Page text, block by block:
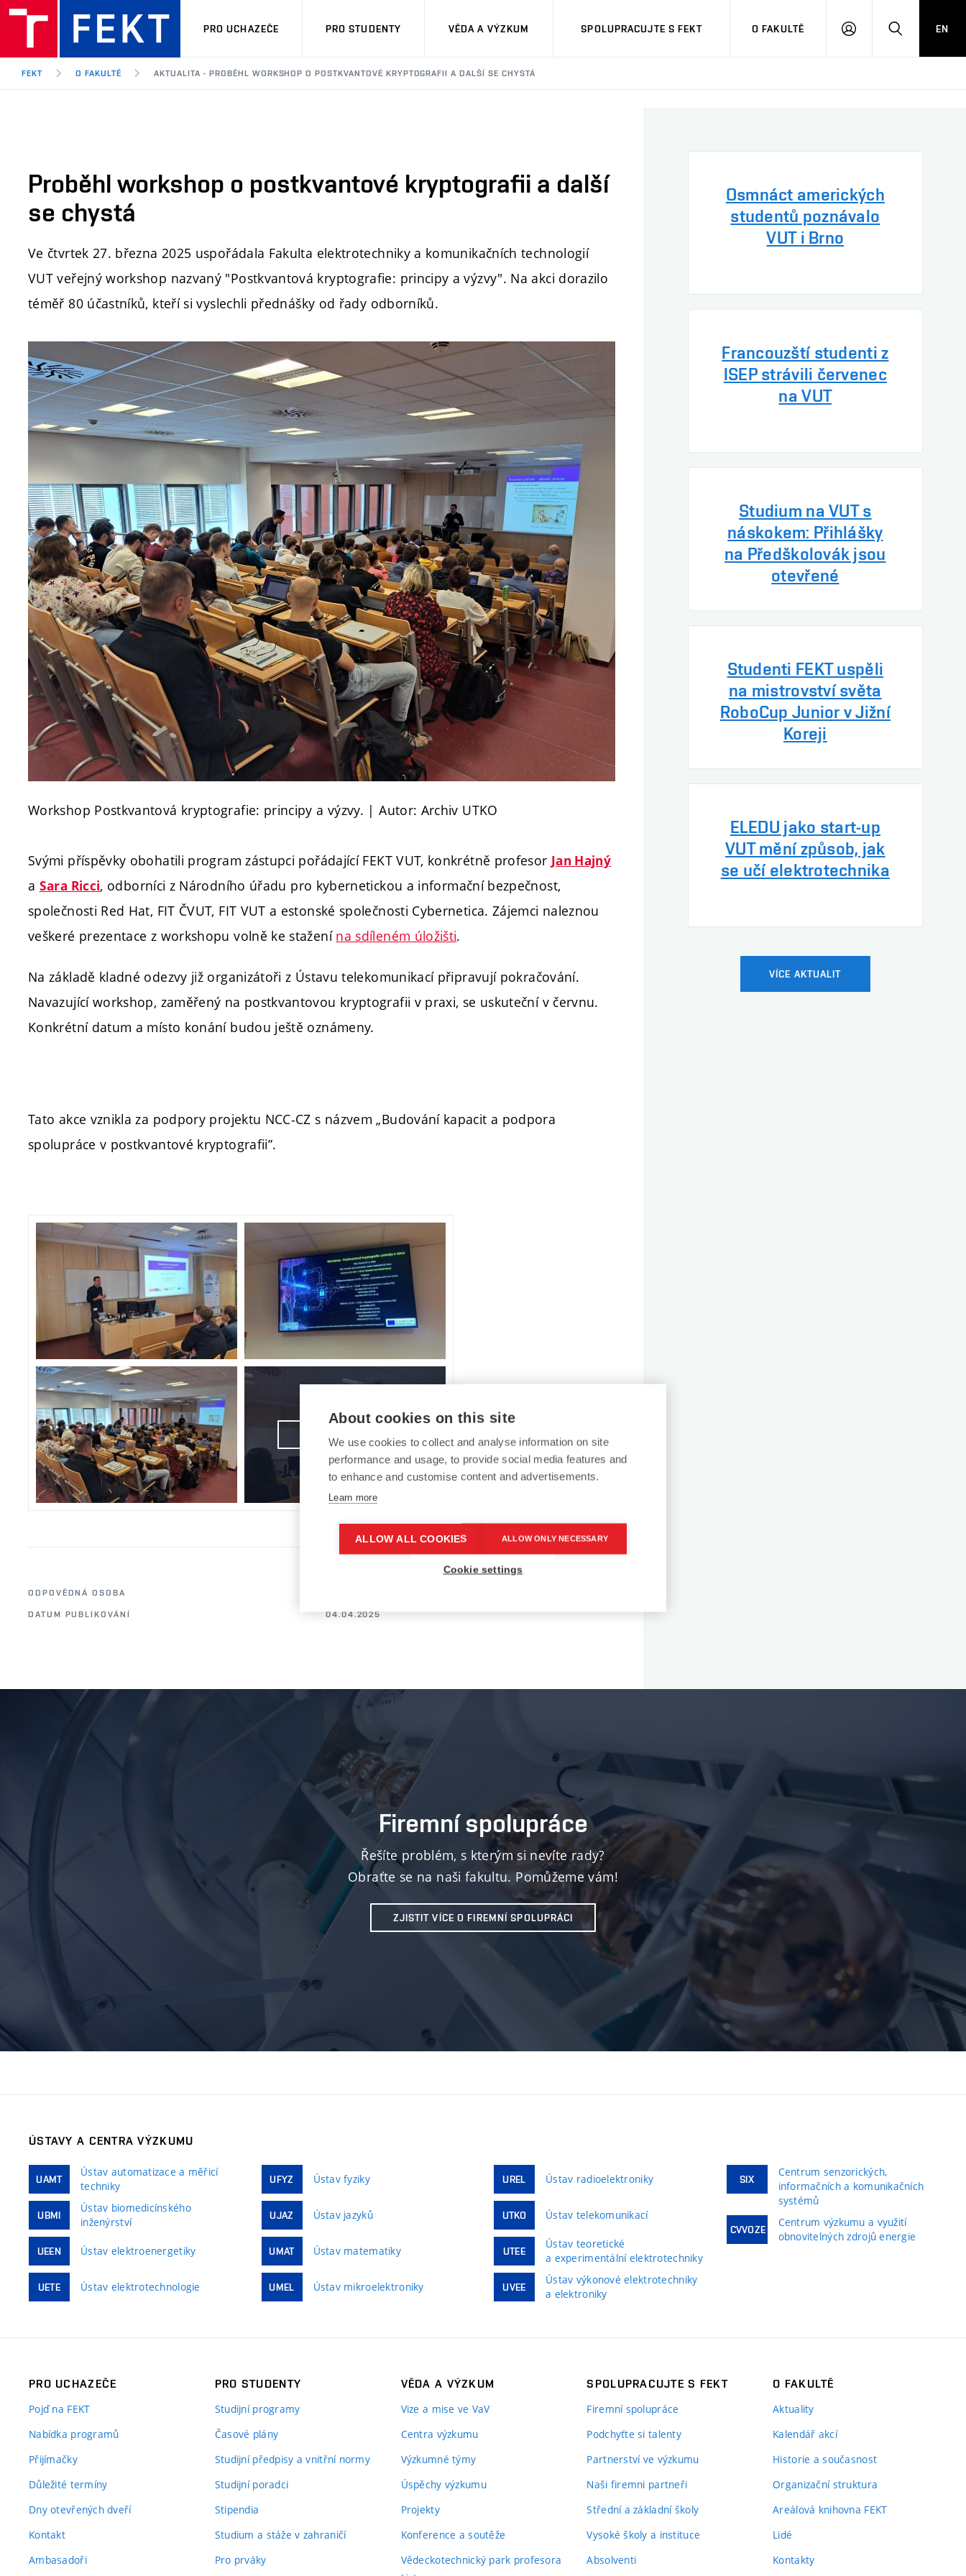
PRO UCHAZEČE PRO STUDENTY VĚDA A VÝZKUM SPOLUPRACUJTE S FEKT O FAKULTĚ
PŘIHLÁSITHLEDAT
EN
FEKT O FAKULTĚ AKTUALITA - PROBĚHL WORKSHOP O POSTKVANTOVÉ KRYPTOGRAFII A DALŠÍ SE CHYSTÁ
Proběhl workshop o postkvantové kryptografii a další
se chystá
Ve čtvrtek 27. března 2025 uspořádala Fakulta elektrotechniky a komunikačních technologií
VUT veřejný workshop nazvaný "Postkvantová kryptografie: principy a výzvy". Na akci dorazilo
téměř 80 účastníků, kteří si vyslechli přednášky od řady odborníků.
Workshop Postkvantová kryptografie: principy a výzvy. | Autor: Archiv UTKO
Svými příspěvky obohatili program zástupci pořádající FEKT VUT, konkrétně profesor Jan Hajný
a Sara Ricci, odborníci z Národního úřadu pro kybernetickou a informační bezpečnost,
společnosti Red Hat, FIT ČVUT, FIT VUT a estonské společnosti Cybernetica. Zájemci naleznou
veškeré prezentace z workshopu volně ke stažení na sdíleném úložišti.
Na základě kladné odezvy již organizátoři z Ústavu telekomunikací připravují pokračování.
Navazující workshop, zaměřený na postkvantovou kryptografii v praxi, se uskuteční v červnu.
Konkrétní datum a místo konání budou ještě oznámeny.
Tato akce vznikla za podpory projektu NCC-CZ s názvem „Budování kapacit a podpora
spolupráce v postkvantové kryptografii”.
ODPOVĚDNÁ OSOBA
DATUM PUBLIKOVÁNÍ 04.04.2025
Osmnáct amerických
studentů poznávalo
VUT i Brno
Francouzští studenti z
ISEP strávili červenec
na VUT
Studium na VUT s
náskokem: Přihlášky
na Předškolovák jsou
otevřené
Studenti FEKT uspěli
na mistrovství světa
RoboCup Junior v Jižní
Koreji
ELEDU jako start-up
VUT mění způsob, jak
se učí elektrotechnika
VÍCE AKTUALIT
Firemní spolupráce
Řešíte problém, s kterým si nevíte rady?
Obraťte se na naši fakultu. Pomůžeme vám!
ZJISTIT VÍCE O FIREMNÍ SPOLUPRÁCI
ÚSTAVY A CENTRA VÝZKUMU
UAMT
Ústav automatizace a měřicí
techniky
UBMI
Ústav biomedicínského
inženýrství
UEEN Ústav elektroenergetiky
UETE Ústav elektrotechnologie
UFYZ Ústav fyziky
UJAZ Ústav jazyků
UMAT Ústav matematiky
UMEL Ústav mikroelektroniky
UREL Ústav radioelektroniky
UTKO Ústav telekomunikací
UTEE
Ústav teoretické
a experimentální elektrotechniky
UVEE
Ústav výkonové elektrotechniky
a elektroniky
SIX
Centrum senzorických,
informačních a komunikačních
systémů
CVVOZE
Centrum výzkumu a využití
obnovitelných zdrojů energie
PRO UCHAZEČE
Pojď na FEKT
Nabídka programů
Přijímačky
Důležité termíny
Dny otevřených dveří
Kontakt
Ambasadoři
PRO STUDENTY
Studijní programy
Časové plány
Studijní předpisy a vnitřní normy
Studijní poradci
Stipendia
Studium a stáže v zahraničí
Pro prváky
VĚDA A VÝZKUM
Vize a mise ve VaV
Centra výzkumu
Výzkumné týmy
Úspěchy výzkumu
Projekty
Konference a soutěže
Vědeckotechnický park profesora
SPOLUPRACUJTE S FEKT
Firemní spolupráce
Podchyťte si talenty
Partnerství ve výzkumu
Naši firemni partneři
Střední a základní školy
Vysoké školy a instituce
Absolventi
O FAKULTĚ
Aktuality
Kalendář akcí
Historie a současnost
Organizační struktura
Areálová knihovna FEKT
Lidé
Kontakty
About cookies on this site
We use cookies to collect and analyse information on site
performance and usage, to provide social media features and
to enhance and customise content and advertisements.
Learn more
ALLOW ALL COOKIES ALLOW ONLY NECESSARY
Cookie settings